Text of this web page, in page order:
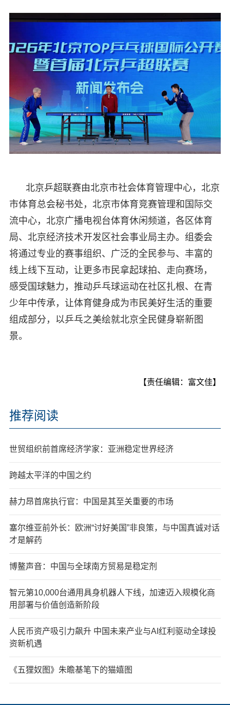
北京乒超联赛由北京市社会体育管理中心，北京
市体育总会秘书处，北京市体育竞赛管理和国际交
流中心，北京广播电视台体育休闲频道，各区体育
局、北京经济技术开发区社会事业局主办。组委会
将通过专业的赛事组织、广泛的全民参与、丰富的
线上线下互动，让更多市民拿起球拍、走向赛场，
感受国球魅力，推动乒乓球运动在社区扎根、在青
少年中传承，让体育健身成为市民美好生活的重要
组成部分，以乒乓之美绘就北京全民健身崭新图
景。
【责任编辑：富文佳】
推荐阅读
世贸组织前首席经济学家：亚洲稳定世界经济
跨越太平洋的中国之约
赫力昂首席执行官：中国是其至关重要的市场
塞尔维亚前外长：欧洲“讨好美国”非良策，与中国真诚对话
才是解药
博鳌声音：中国与全球南方贸易是稳定剂
智元第10,000台通用具身机器人下线，加速迈入规模化商
用部署与价值创造新阶段
人民币资产吸引力飙升 中国未来产业与AI红利驱动全球投
资新机遇
《五狸奴图》朱瞻基笔下的猫嬉图